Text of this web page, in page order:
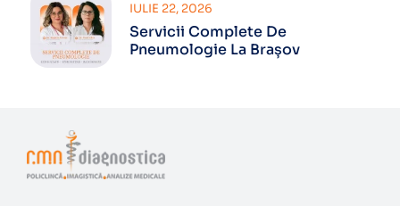
Servicii Complete De
Pneumologie La Brașov
IULIE 22, 2026